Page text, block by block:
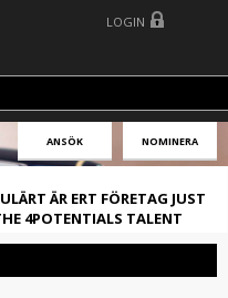
LOGIN
ANSÖK NOMINERA
ÄR ERT FÖRETAG JUST
4POTENTIALS TALENT